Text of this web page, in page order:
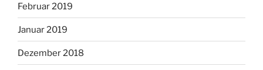
Februar 2019
Januar 2019
Dezember 2018